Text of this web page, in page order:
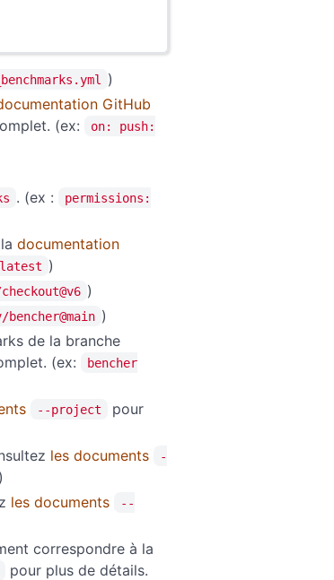
)
GitHub
(ex:
on: push:
. (ex :
permissions:
documentation
latest )
)
)
de la branche
(ex:
bencher
--project
pour
les documents
-
)
les documents
--
correspondre à la
pour plus de détails.